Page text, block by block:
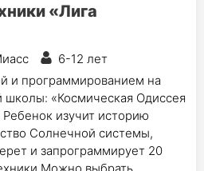
«Лига
6-12 лет
и программированием на
школы: «Космическая Одиссея
изучит историю
Солнечной системы,
и запрограммирует 20
Можно выбрать